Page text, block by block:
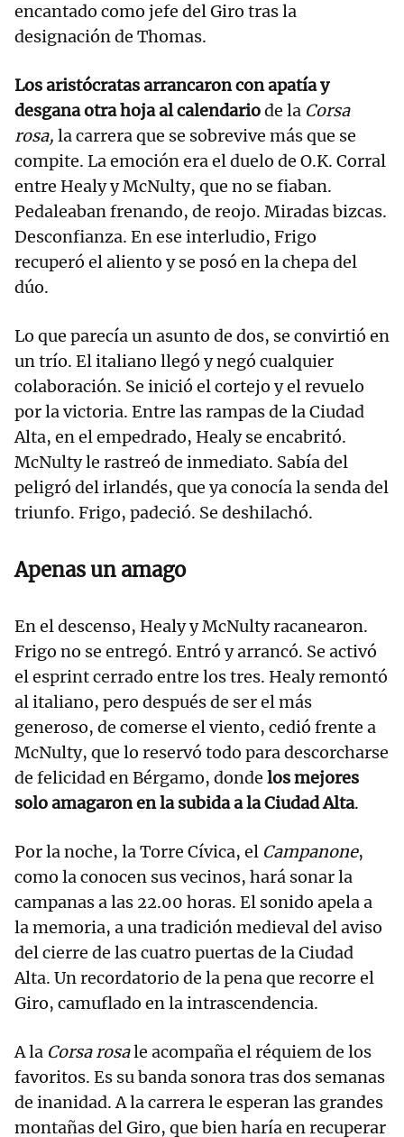
encantado como jefe del Giro tras la
designación de Thomas.
Los aristócratas arrancaron con apatía y
desgana otra hoja al calendariode la Corsa
rosa, la carrera que se sobrevive más que se
compite. La emoción era el duelo de O.K. Corral
entre Healy y McNulty, que no se fiaban.
Pedaleaban frenando, de reojo. Miradas bizcas.
Desconfianza. En ese interludio, Frigo
recuperó el aliento y se posó en la chepa del
dúo.
Lo que parecía un asunto de dos, se convirtió en
un trío. El italiano llegó y negó cualquier
colaboración. Se inició el cortejo y el revuelo
por la victoria. Entre las rampas de la Ciudad
Alta, en el empedrado, Healy se encabritó.
McNulty le rastreó de inmediato. Sabía del
peligró del irlandés, que ya conocía la senda del
triunfo. Frigo, padeció. Se deshilachó.
Apenas un amago
En el descenso, Healy y McNulty racanearon.
Frigo no se entregó. Entró y arrancó. Se activó
el esprint cerrado entre los tres. Healy remontó
al italiano, pero después de ser el más
generoso, de comerse el viento, cedió frente a
McNulty, que lo reservó todo para descorcharse
de felicidad en Bérgamo, donde los mejores
solo amagaron en la subida a la Ciudad Alta.
Por la noche, la Torre Cívica, el Campanone,
como la conocen sus vecinos, hará sonar la
campanas a las 22.00 horas. El sonido apela a
la memoria, a una tradición medieval del aviso
del cierre de las cuatro puertas de la Ciudad
Alta. Un recordatorio de la pena que recorre el
Giro, camuflado en la intrascendencia.
A la Corsa rosale acompaña el réquiem de los
favoritos. Es su banda sonora tras dos semanas
de inanidad. A la carrera le esperan las grandes
montañas del Giro, que bien haría en recuperar